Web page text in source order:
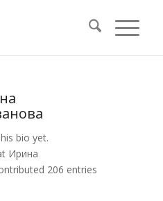
bio yet.
Ирина
206 entries